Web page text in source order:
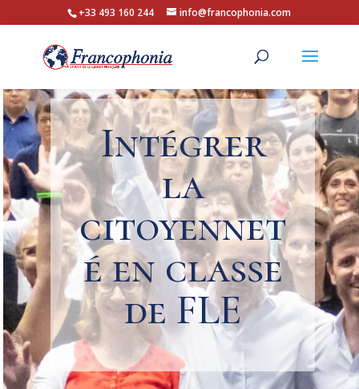
+33 493 160 244 info@francophonia.com
Intégrer
la
citoyennet
é en classe
de FLE